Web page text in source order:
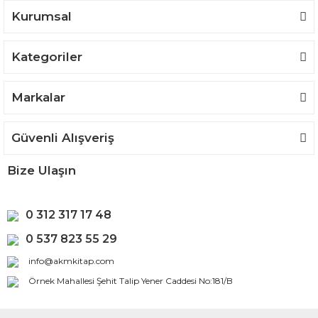
Kurumsal
Kategoriler
Markalar
Güvenli Alışveriş
Bize Ulaşın
0 312 317 17 48
0 537 823 55 29
info@akmkitap.com
Örnek Mahallesi Şehit Talip Yener Caddesi No:181/B